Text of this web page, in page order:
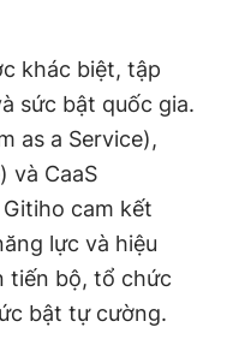
khác biệt, tập
sức bật quốc gia.
as a Service),
và CaaS
cam kết
lực và hiệu
tiến bộ, tổ chức
bật tự cường.